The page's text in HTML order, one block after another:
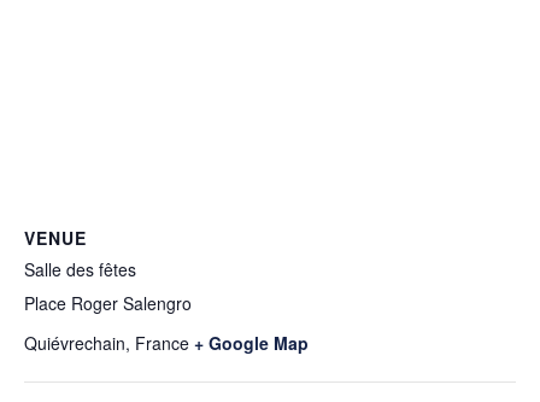
VENUE
Salle des fêtes
Place Roger Salengro
Quiévrechain, France + Google Map